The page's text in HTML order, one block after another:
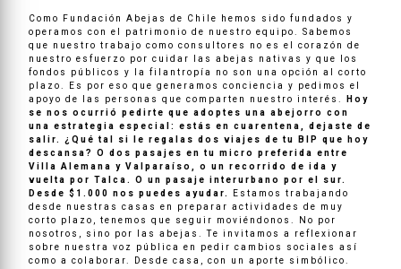
Como Fundación Abejas de Chile hemos sido fundados y
operamos con el patrimonio de nuestro equipo. Sabemos
que nuestro trabajo como consultores no es el corazón de
nuestro esfuerzo por cuidar las abejas nativas y que los
fondos públicos y la filantropía no son una opción al corto
plazo. Es por eso que generamos conciencia y pedimos el
apoyo de las personas que comparten nuestro interés.
Hoy
se nos ocurrió pedirte que adoptes una abejorro con
una estrategia especial: estás en cuarentena, dejaste de
salir. ¿Qué tal si le regalas dos viajes de tu BIP que hoy
descansa? O dos pasajes en tu micro preferida entre
Villa Alemana y Valparaíso, o un recorrido de ida y
vuelta por Talca. O un pasaje interurbano por el sur.
Desde $1.000 nos puedes ayudar.
Estamos trabajando
desde nuestras casas en preparar actividades de muy
corto plazo, tenemos que seguir moviéndonos. No por
nosotros, sino por las abejas. Te invitamos a reflexionar
sobre nuestra voz pública en pedir cambios sociales así
como a colaborar. Desde casa, con un aporte simbólico.